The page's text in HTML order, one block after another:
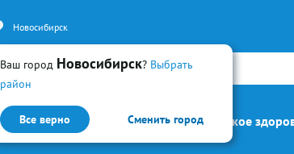
Ваш город Новосибирск? Выбрать
район
Все верно Сменить город
Новосибирск
Искать
Каталог Простуда и гриппЖенское